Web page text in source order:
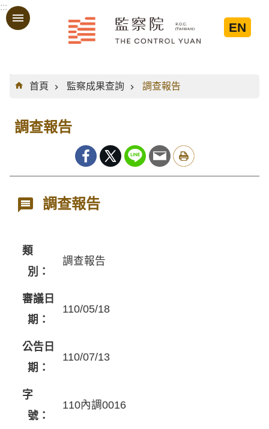
跳到主要內容區塊
:::
EN
:::
首頁
監察成果查詢 調查報告
調查報告
調查報告
類
別：
調查報告
審議日
期：
110/05/18
公告日
期：
110/07/13
字
號：
110內調0016